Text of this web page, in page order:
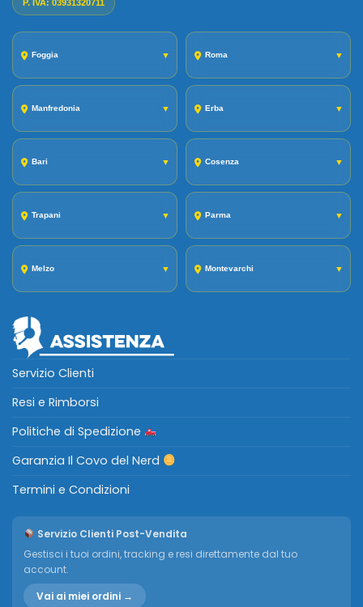
P. IVA: 03931320711
Foggia ▼ Roma ▼
Manfredonia ▼ Erba ▼
Bari ▼ Cosenza ▼
Trapani ▼ Parma ▼
Melzo ▼ Montevarchi ▼
Servizio Clienti
Resi e Rimborsi
Politiche di Spedizione
Garanzia Il Covo del Nerd
Termini e Condizioni
Servizio Clienti Post-Vendita
Gestisci i tuoi ordini, tracking e resi direttamente dal tuo
account.
Vai ai miei ordini →